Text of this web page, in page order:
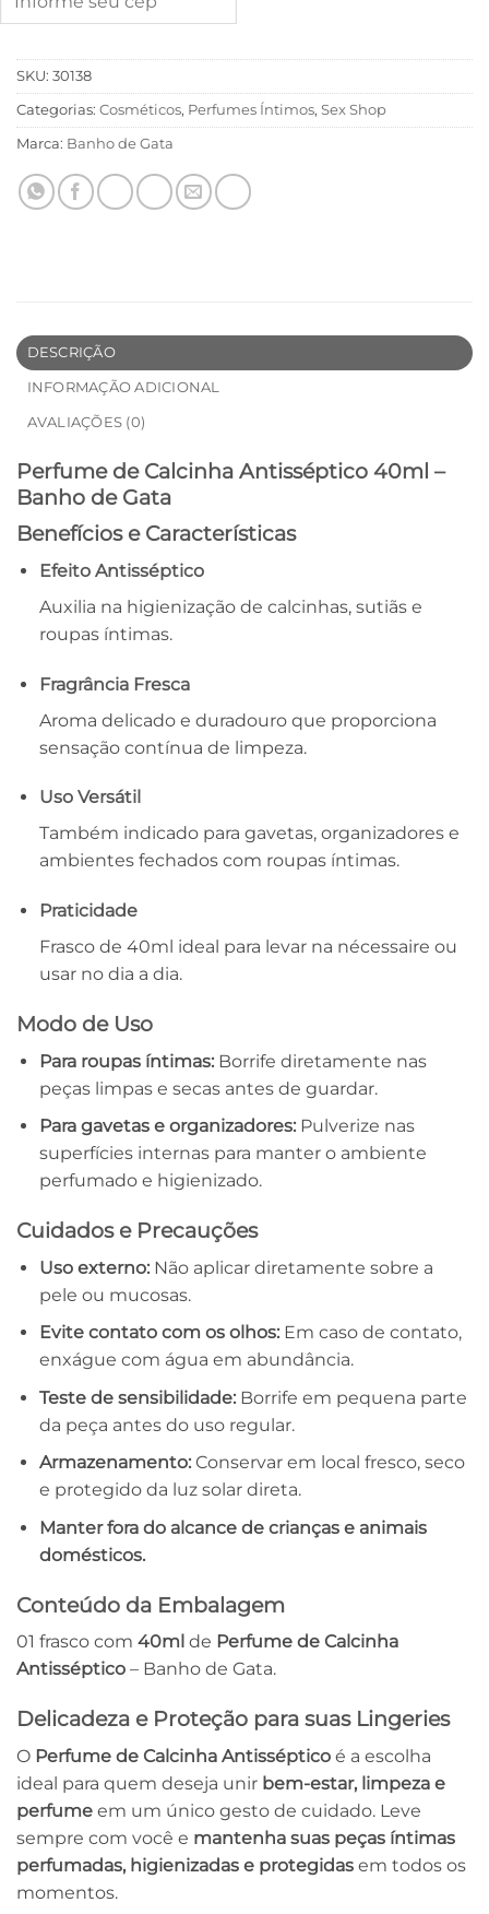
SKU: 30138
Categorias: Cosméticos, Perfumes Íntimos, Sex Shop
Marca: Banho de Gata
DESCRIÇÃO
INFORMAÇÃO ADICIONAL
AVALIAÇÕES (0)
Perfume de Calcinha Antisséptico 40ml –
Banho de Gata
Benefícios e Características
Efeito Antisséptico
Auxilia na higienização de calcinhas, sutiãs e
roupas íntimas.
Fragrância Fresca
Aroma delicado e duradouro que proporciona
sensação contínua de limpeza.
Uso Versátil
Também indicado para gavetas, organizadores e
ambientes fechados com roupas íntimas.
Praticidade
Frasco de 40ml ideal para levar na nécessaire ou
usar no dia a dia.
Modo de Uso
Para roupas íntimas:Borrife diretamente nas
peças limpas e secas antes de guardar.
Para gavetas e organizadores:Pulverize nas
superfícies internas para manter o ambiente
perfumado e higienizado.
Cuidados e Precauções
Uso externo:Não aplicar diretamente sobre a
pele ou mucosas.
Evite contato com os olhos:Em caso de contato,
enxágue com água em abundância.
Teste de sensibilidade:Borrife em pequena parte
da peça antes do uso regular.
Armazenamento:Conservar em local fresco, seco
e protegido da luz solar direta.
Manter fora do alcance de crianças e animais
domésticos.
Conteúdo da Embalagem
01 frasco com 40ml de Perfume de Calcinha
Antisséptico – Banho de Gata.
Delicadeza e Proteção para suas Lingeries
O Perfume de Calcinha Antisséptico é a escolha
ideal para quem deseja unir bem-estar, limpeza e
perfume em um único gesto de cuidado. Leve
sempre com você e mantenha suas peças íntimas
perfumadas, higienizadas e protegidas em todos os
momentos.